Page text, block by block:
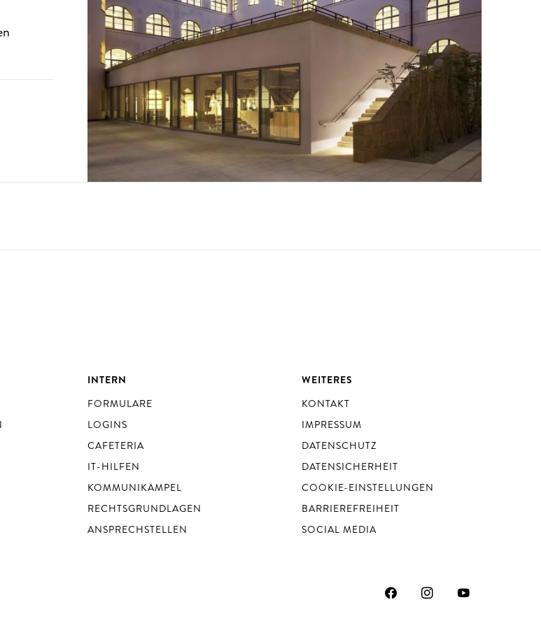
INTERN
FORMULARE
LOGINS
CAFETERIA
IT-HILFEN
KOMMUNIKAMPEL
RECHTSGRUNDLAGEN
ANSPRECHSTELLEN
WEITERES
KONTAKT
IMPRESSUM
DATENSCHUTZ
DATENSICHERHEIT
COOKIE-EINSTELLUNGEN
BARRIEREFREIHEIT
SOCIAL MEDIA